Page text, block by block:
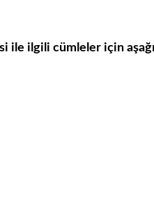
ile ilgili cümleler için